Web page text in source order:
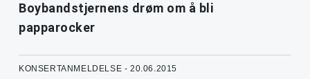
Boybandstjernens drøm om å bli
papparocker
KONSERTANMELDELSE - 20.06.2015